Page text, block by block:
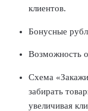
клиентов.
Бонусные
Возможность
Схема
забирать
увеличивая